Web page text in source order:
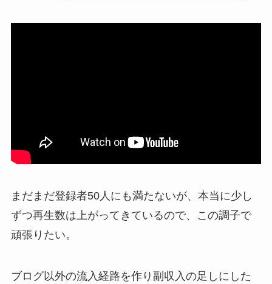
まだまだ登録者50人にも満たないが、本当に少し
ずつ再生数は上がってきているので、この調子で
頑張りたい。
ブログ以外の流入経路を作り副収入の足しにした